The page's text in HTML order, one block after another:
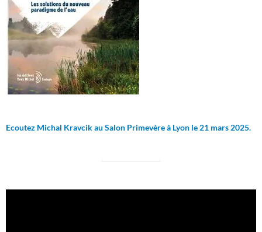
Ecoutez Michal Kravcik au Salon Primevère à Lyon le 21 mars 2025.